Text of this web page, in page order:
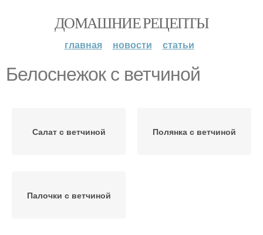
ДОМАШНИЕ РЕЦЕПТЫ
главная новости статьи
Белоснежок с ветчиной
Салат с ветчиной Полянка с ветчиной
Палочки с ветчиной